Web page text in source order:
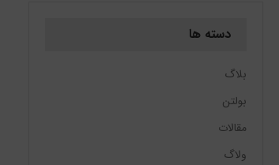
دسته ها
بلاگ
بولتن
مقالات
ولاگ